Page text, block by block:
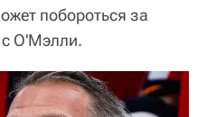
побороться за
с О'Мэлли.